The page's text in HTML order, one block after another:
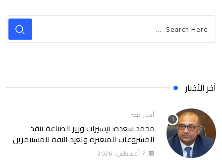
آخر الأخبار
أخبار مصر
محمد سعده: تيسيرات وزير الصناعة تنقذ
المشروعات المتعثرة وتعيد الثقة للمستثمرين
7 أغسطس، 2026